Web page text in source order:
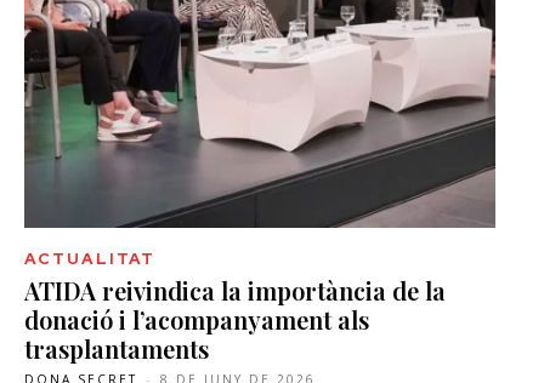
ACTUALITAT
ATIDA reivindica la importància de la
donació i l’acompanyament als
trasplantaments
DONA SECRET - 8 DE JUNY DE 2026